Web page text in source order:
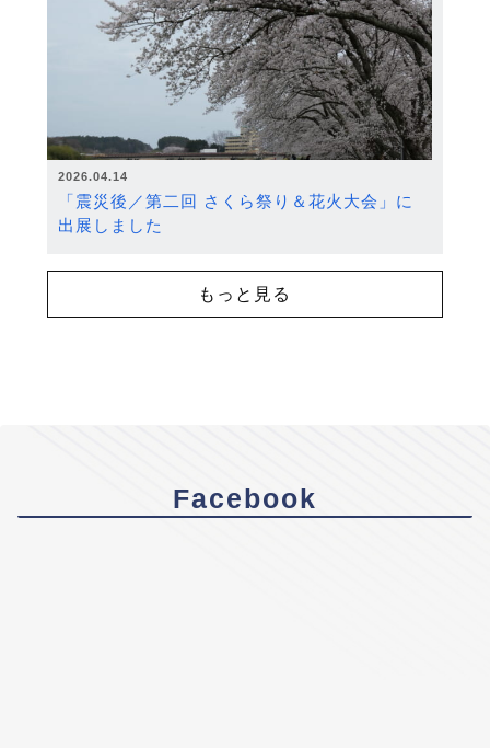
2026.04.14
「震災後／第二回 さくら祭り＆花火大会」に
出展しました
もっと見る
Facebook